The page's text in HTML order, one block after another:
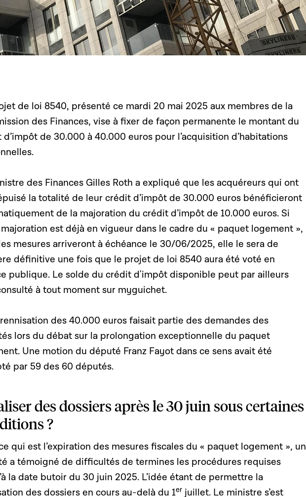
de loi 8540, présenté ce mardi 20 mai 2025 aux membres de la
des Finances, vise à fixer de façon permanente le montant du
de 30.000 à 40.000 euros pour l’acquisition d’habitations
des Finances Gilles Roth a expliqué que les acquéreurs qui ont
la totalité de leur crédit d’impôt de 30.000 euros bénéficieront
de la majoration du crédit d’impôt de 10.000 euros. Si
est déjà en vigueur dans le cadre du « paquet logement »,
mesures arriveront à échéance le 30/06/2025, elle le sera de
définitive une fois que le projet de loi 8540 aura été voté en
publique. Le solde du crédit d'impôt disponible peut par ailleurs
à tout moment sur myguichet.
des 40.000 euros faisait partie des demandes des
lors du débat sur la prolongation exceptionnelle du paquet
Une motion du député Franz Fayot dans ce sens avait été
par 59 des 60 députés.
des dossiers après le 30 juin sous certaines
?
qui est l’expiration des mesures fiscales du « paquet logement », un
a témoigné de difficultés de termines les procédures requises
la date butoir du 30 juin 2025. L’idée étant de permettre la
des dossiers en cours au-delà du 1er juillet. Le ministre s’est